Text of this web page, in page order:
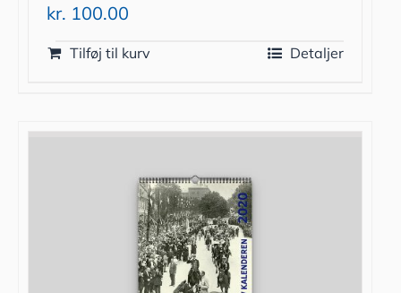
kr. 100.00
Tilføj til kurv Detaljer